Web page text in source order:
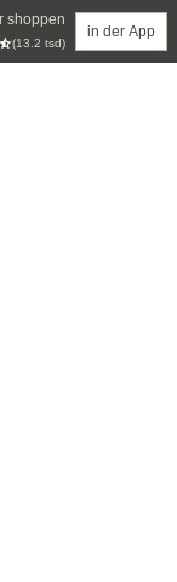
shoppen
(13.2 tsd)
in der App